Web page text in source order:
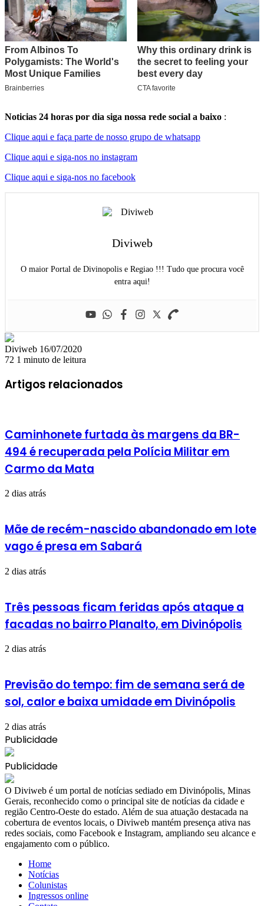
Noticias 24 horas por dia siga nossa rede social a baixo :
Clique aqui e faça parte de nosso grupo de whatsapp
Clique aqui e siga-nos no instagram
Clique aqui e siga-nos no facebook
Diviweb
O maior Portal de Divinopolis e Regiao !!! Tudo que procura você
entra aqui!
Diviweb Mande
um
mail
16/07/2020
72 1 minuto de leitura
Artigos relacionados
Caminhonete furtada às margens da BR-
494 é recuperada pela Polícia Militar em
Carmo da Mata
2 dias atrás
Mãe de recém-nascido abandonado em lote
vago é presa em Sabará
2 dias atrás
Três pessoas ficam feridas após ataque a
facadas no bairro Planalto, em Divinópolis
2 dias atrás
Previsão do tempo: fim de semana será de
sol, calor e baixa umidade em Divinópolis
2 dias atrás
Publicidade
Publicidade
​O Diviweb é um portal de notícias sediado em Divinópolis, Minas
Gerais, reconhecido como o principal site de notícias da cidade e
região Centro-Oeste do estado. Além de sua atuação destacada na
cobertura de eventos locais, o Diviweb mantém presença ativa nas
redes sociais, como Facebook e Instagram, ampliando seu alcance e
engajamento com o público.
Home
Notícias
Colunistas
Ingressos online